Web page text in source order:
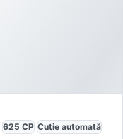
625 CP Cutie automată